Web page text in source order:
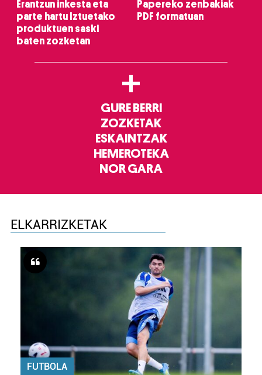
Erantzun inkesta eta
parte hartu Iztuetako
produktuen saski
baten zozketan
Papereko zenbakiak
PDF formatuan
+
GURE BERRI
ZOZKETAK
ESKAINTZAK
HEMEROTEKA
NOR GARA
ELKARRIZKETAK
FUTBOLA